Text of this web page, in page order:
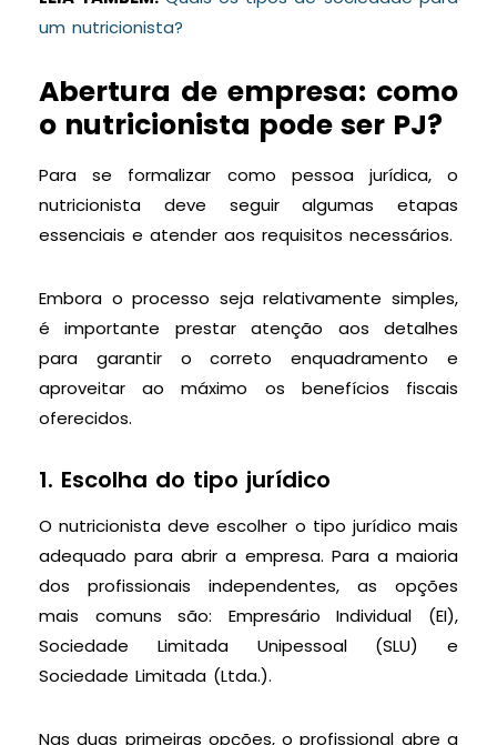
um nutricionista?
Abertura de empresa: como
o nutricionista pode ser PJ?
Para se formalizar como pessoa jurídica, o
nutricionista deve seguir algumas etapas
essenciais e atender aos requisitos necessários.
Embora o processo seja relativamente simples,
é importante prestar atenção aos detalhes
para garantir o correto enquadramento e
aproveitar ao máximo os benefícios fiscais
oferecidos.
1. Escolha do tipo jurídico
O nutricionista deve escolher o tipo jurídico mais
adequado para abrir a empresa. Para a maioria
dos profissionais independentes, as opções
mais comuns são: Empresário Individual (EI),
Sociedade Limitada Unipessoal (SLU) e
Sociedade Limitada (Ltda.).
Nas duas primeiras opções, o profissional abre a